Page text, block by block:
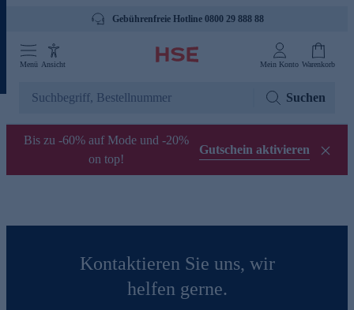
Gebührenfreie Hotline 0800 29 888 88
Menü Ansicht Mein Konto Warenkorb
Suchen
Bis zu -60% auf Mode und -20%
on top!
Gutschein aktivieren
Kontaktieren Sie uns, wir
helfen gerne.